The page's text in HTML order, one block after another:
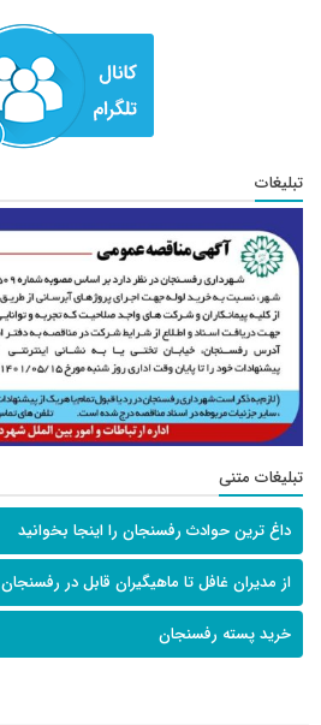
تبلیغات
تبلیغات متنی
داغ ترین حوادث رفسنجان را اینجا بخوانید
از مدیران غافل تا ماهیگیران قابل در رفسنجان
خرید پسته رفسنجان